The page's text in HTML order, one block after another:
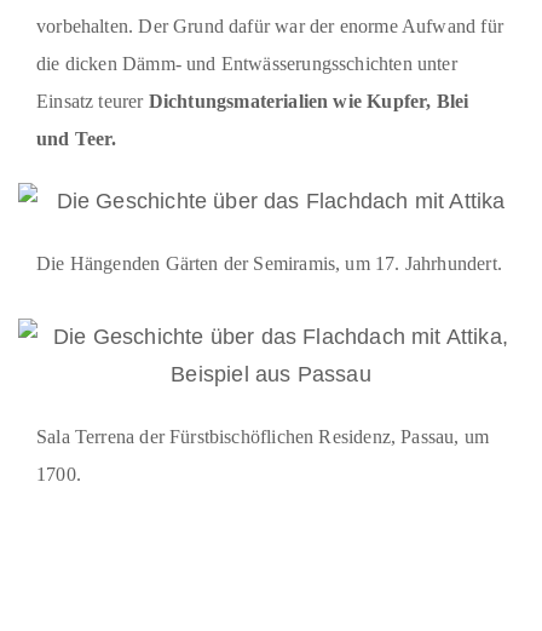
vorbehalten. Der Grund dafür war der enorme Aufwand für
die dicken Dämm- und Entwässerungsschichten unter
Einsatz teurer Dichtungsmaterialien wie Kupfer, Blei
und Teer.
Die Hängenden Gärten der Semiramis, um 17. Jahrhundert.
Sala Terrena der Fürstbischöflichen Residenz, Passau, um
1700.